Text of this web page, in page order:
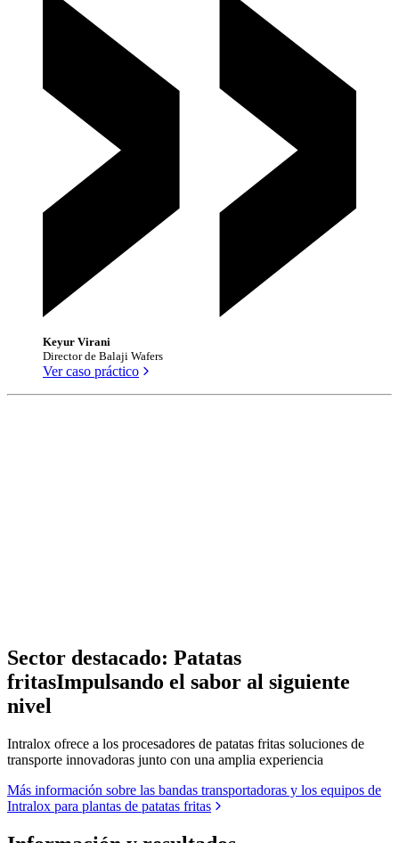
Keyur Virani
Director de Balaji Wafers
Ver caso práctico
Sector destacado: Patatas
fritasImpulsando el sabor al siguiente
nivel
Intralox ofrece a los procesadores de patatas fritas soluciones de
transporte innovadoras junto con una amplia experiencia
Más información sobre las bandas transportadoras y los equipos de
Intralox para plantas de patatas fritas